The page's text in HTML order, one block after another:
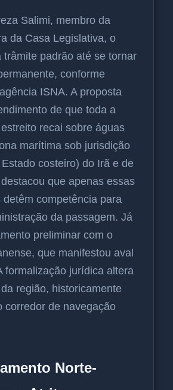
Salimi, membro da
da Casa Legislativa, o
trâmite padrão até se tornar
conforme
ISNA. A proposta
de que toda a
recai sobre águas
marítima sob jurisdição
costeiro) do Irã e de
que apenas essas
competência para
da passagem. Já
preliminar com o
que manifestou aval
formalização jurídica altera
região, historicamente
corredor de navegação
Norte-